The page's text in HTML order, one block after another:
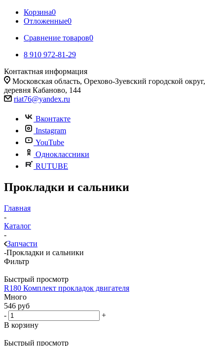
Корзина0
Отложенные0
Сравнение товаров0
8 910 972-81-29
Контактная информация
Московская область, Орехово-Зуевский городской округ,
деревня Кабаново, 144
riat76@yandex.ru
Вконтакте
Instagram
YouTube
Одноклассники
RUTUBE
Прокладки и сальники
Главная
-
Каталог
-
Запчасти
-Прокладки и сальники
Фильтр
Быстрый просмотр
R180 Комплект прокладок двигателя
Много
546 руб
-
+
В корзину
Быстрый просмотр